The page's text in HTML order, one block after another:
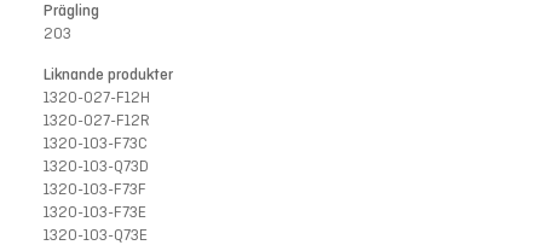
Prägling
203
Liknande produkter
1320-027-F12H
1320-027-F12R
1320-103-F73C
1320-103-Q73D
1320-103-F73F
1320-103-F73E
1320-103-Q73E